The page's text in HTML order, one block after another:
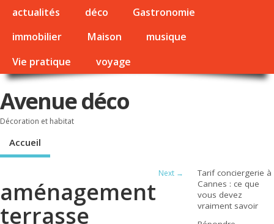
actualités déco
Gastronomie
immobilier
Maison
musique
Vie pratique
voyage
Avenue déco
Décoration et habitat
Accueil
Next →
aménagement
terrasse
Tarif conciergerie à
Cannes : ce que
vous devez
vraiment savoir